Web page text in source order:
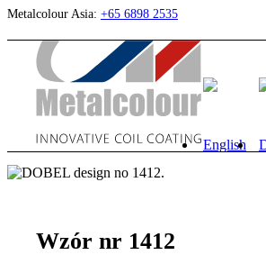
Metalcolour Asia: +65 6898 2535
Wzór nr 1412